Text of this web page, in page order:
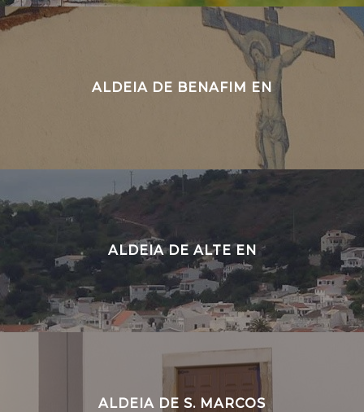
ALDEIA DE BENAFIM EN
ALDEIA DE ALTE EN
ALDEIA DE S. MARCOS